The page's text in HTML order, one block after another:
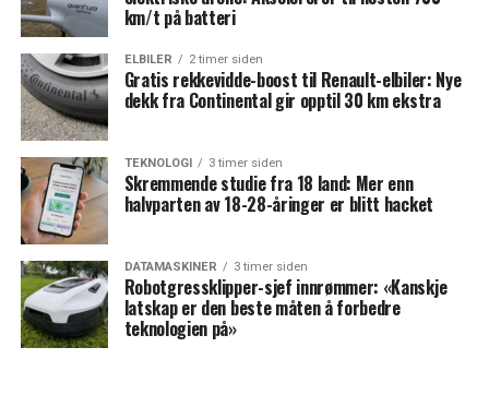
km/t på batteri
ELBILER 2 timer siden
Gratis rekkevidde-boost til Renault-elbiler: Nye
dekk fra Continental gir opptil 30 km ekstra
TEKNOLOGI 3 timer siden
Skremmende studie fra 18 land: Mer enn
halvparten av 18-28-åringer er blitt hacket
DATAMASKINER 3 timer siden
Robotgressklipper-sjef innrømmer: «Kanskje
latskap er den beste måten å forbedre
teknologien på»